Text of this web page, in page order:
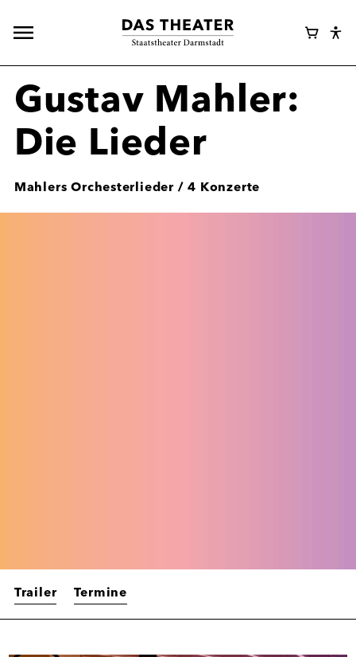
Hauptnavigation
Webshop
Gustav Mahler:
Die Lieder
Mahlers Orchesterlieder / 4 Konzerte
Trailer Termine